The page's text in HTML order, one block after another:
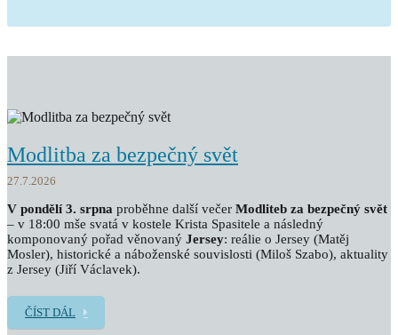
Modlitba za bezpečný svět
27.7.2026
V pondělí 3. srpna proběhne další večer Modliteb za bezpečný svět
– v 18:00 mše svatá v kostele Krista Spasitele a následný
komponovaný pořad věnovaný Jersey: reálie o Jersey (Matěj
Mosler), historické a náboženské souvislosti (Miloš Szabo), aktuality
z Jersey (Jiří Václavek).
ČÍST DÁL